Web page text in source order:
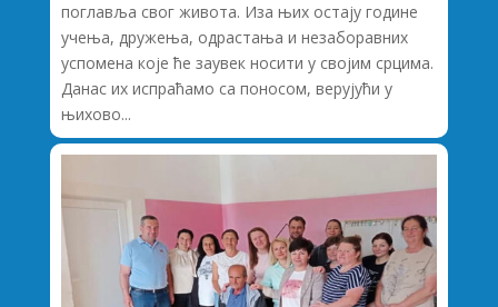
поглавља свог живота. Иза њих остају године
учења, дружења, одрастања и незаборавних
успомена које ће заувек носити у својим срцима.
Данас их испраћамо са поносом, верујући у
њихово...